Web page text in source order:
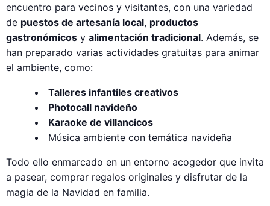
encuentro para vecinos y visitantes, con una variedad
de puestos de artesanía local, productos
gastronómicos y alimentación tradicional. Además, se
han preparado varias actividades gratuitas para animar
el ambiente, como:
Talleres infantiles creativos
Photocall navideño
Karaoke de villancicos
Música ambiente con temática navideña
Todo ello enmarcado en un entorno acogedor que invita
a pasear, comprar regalos originales y disfrutar de la
magia de la Navidad en familia.